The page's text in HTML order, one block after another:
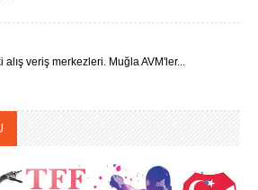
alış veriş merkezleri. Muğla AVM'ler...